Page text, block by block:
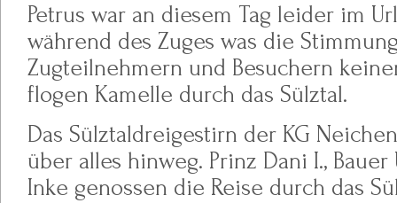
Petrus war an diesem Tag leider im
während des Zuges was die
Zugteilnehmern und Besuchern
flogen Kamelle durch das Sülztal.
Das Sülztaldreigestirn der KG
über alles hinweg. Prinz Dani I.,
Inke genossen die Reise durch das